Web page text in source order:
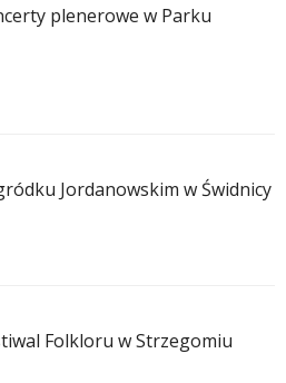
plenerowe w Parku
Jordanowskim w Świdnicy
Folkloru w Strzegomiu